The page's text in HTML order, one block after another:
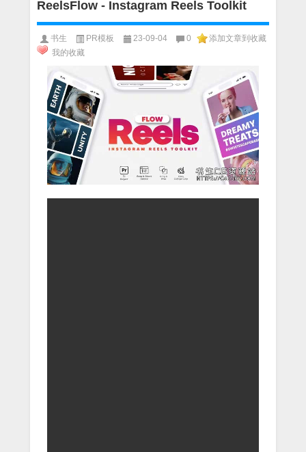
ReelsFlow - Instagram Reels Toolkit
书生 PR模板 23-09-04 0
添加文章到收藏
我的收藏